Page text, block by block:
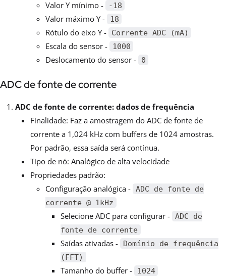
Valor Y mínimo - -18
Valor máximo Y - 18
Rótulo do eixo Y - Corrente ADC (mA)
Escala do sensor - 1000
Deslocamento do sensor - 0
ADC de fonte de corrente
ADC de fonte de corrente: dados de frequência
Finalidade: Faz a amostragem do ADC de fonte de
corrente a 1,024 kHz com buffers de 1024 amostras.
Por padrão, essa saída será contínua.
Tipo de nó: Analógico de alta velocidade
Propriedades padrão:
Configuração analógica - ADC de fonte de
corrente @ 1kHz
Selecione ADC para configurar - ADC de
fonte de corrente
Saídas ativadas -
Domínio de frequência
(FFT)
Tamanho do buffer - 1024